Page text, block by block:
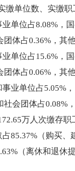
缴单位数、实缴
单位占8.08%，
体占0.36%，其
单位占15.6%，
体占0.06%，其
业单位占5.05%
会团体占0.08%
万人次缴存
85.37%（购买
（离休和退休